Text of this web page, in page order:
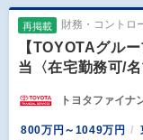
再掲載 財務・コントロ
【TOYOTAグル
当〈在宅勤務可/名
トヨタファイナ
800万円～1049万円